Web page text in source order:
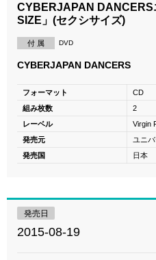
CYBERJAPAN DANCERS
SIZE」(セクシサイズ)
付 属 DVD
CYBERJAPAN DANCERS
フォーマット
CD
組み枚数
2
レーベル
Virgin
発売元
ユニ
発売国
日本
発売日
2015-08-19